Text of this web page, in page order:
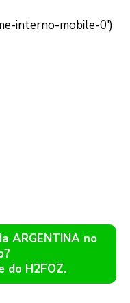
ARGENTINA no
do H2FOZ.